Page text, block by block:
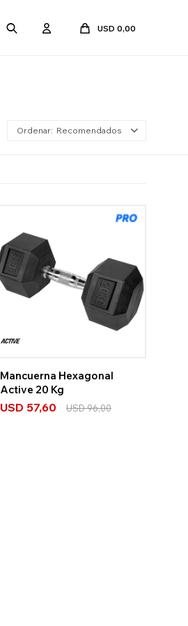
USD 0,00
Recomendados
Mancuerna Hexagonal
Active 20 Kg
USD 57,60 USD96,00